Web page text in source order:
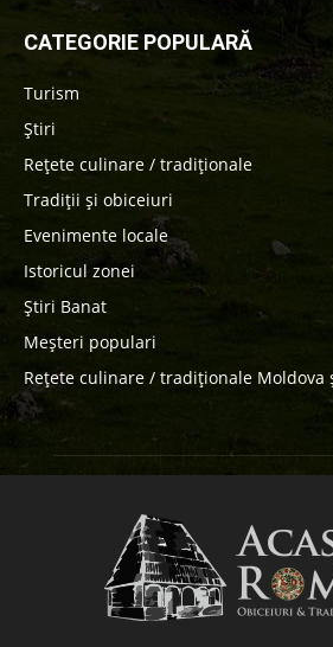
CATEGORIE POPULARĂ
Turism
Știri
Rețete culinare / tradiționale
Tradiții și obiceiuri
Evenimente locale
Istoricul zonei
Știri Banat
Meșteri populari
Rețete culinare / tradiționale Moldova